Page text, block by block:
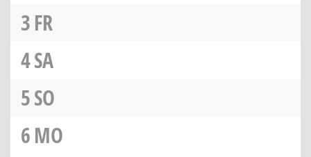
3FR
4SA
5SO
6MO